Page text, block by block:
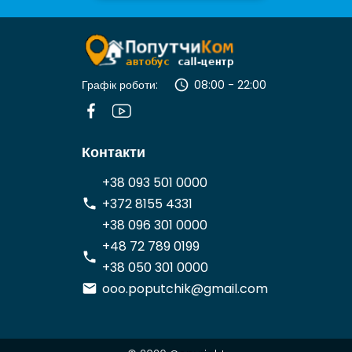
Графік роботи: 08:00 - 22:00
Контакти
+38 093 501 0000
+372 8155 4331
+38 096 301 0000
+48 72 789 0199
+38 050 301 0000
ooo.poputchik@gmail.com